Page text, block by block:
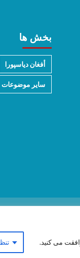
می کنید.
بخش ها
أفغان دیاسپورا
سایر موضوعات